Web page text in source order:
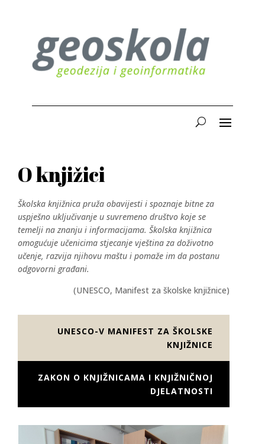
O knjižici
Školska knjižnica pruža obavijesti i spoznaje bitne za
uspješno uključivanje u suvremeno društvo koje se
temelji na znanju i informacijama. Školska knjižnica
omogućuje učenicima stjecanje vještina za doživotno
učenje, razvija njihovu maštu i pomaže im da postanu
odgovorni građani.
(UNESCO, Manifest za školske knjižnice)
UNESCO-V MANIFEST ZA ŠKOLSKE
KNJIŽNICE
ZAKON O KNJIŽNICAMA I KNJIŽNIČNOJ
DJELATNOSTI